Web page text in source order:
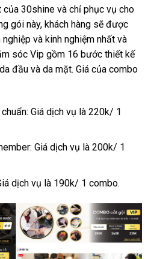
30shine và chỉ phục vụ cho
gói này, khách hàng sẽ được
và kinh nghiệm nhất và
sóc Vip gồm 16 bước thiết kế
đầu và da mặt. Giá của combo
Giá dịch vụ là 220k/ 1
Giá dịch vụ là 200k/ 1
dịch vụ là 190k/ 1 combo.